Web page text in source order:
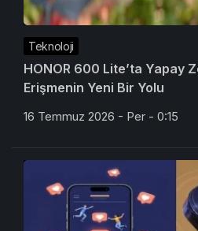
Teknoloji
HONOR 600 Lite’ta Yapay
Erişmenin Yeni Bir Yolu
16 Temmuz 2026 - Per - 0:15